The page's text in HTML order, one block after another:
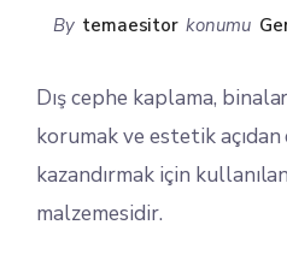
By temaesitor konumu
Dış cephe kaplama,
korumak ve estetik
kazandırmak için
malzemesidir.